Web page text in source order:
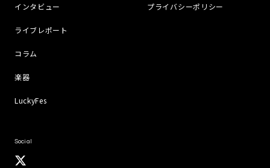
インタビュー
ライブレポート
コラム
楽器
LuckyFes
プライバシーポリシー
Social